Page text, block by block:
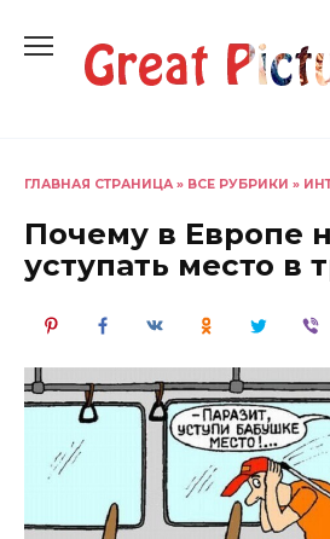
содержанию
ГЛАВНАЯ СТРАНИЦА » ВСЕ РУБРИКИ »
Почему в Европе
уступать место в